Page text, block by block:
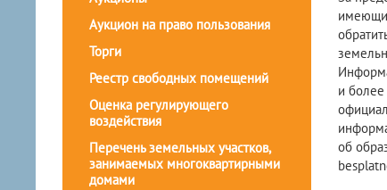
Аукцион на право пользования
Торги
Реестр свободных помещений
Оценка регулирующего
воздействия
Перечень земельных участков,
занимаемых многоквартирными
домами
и
об